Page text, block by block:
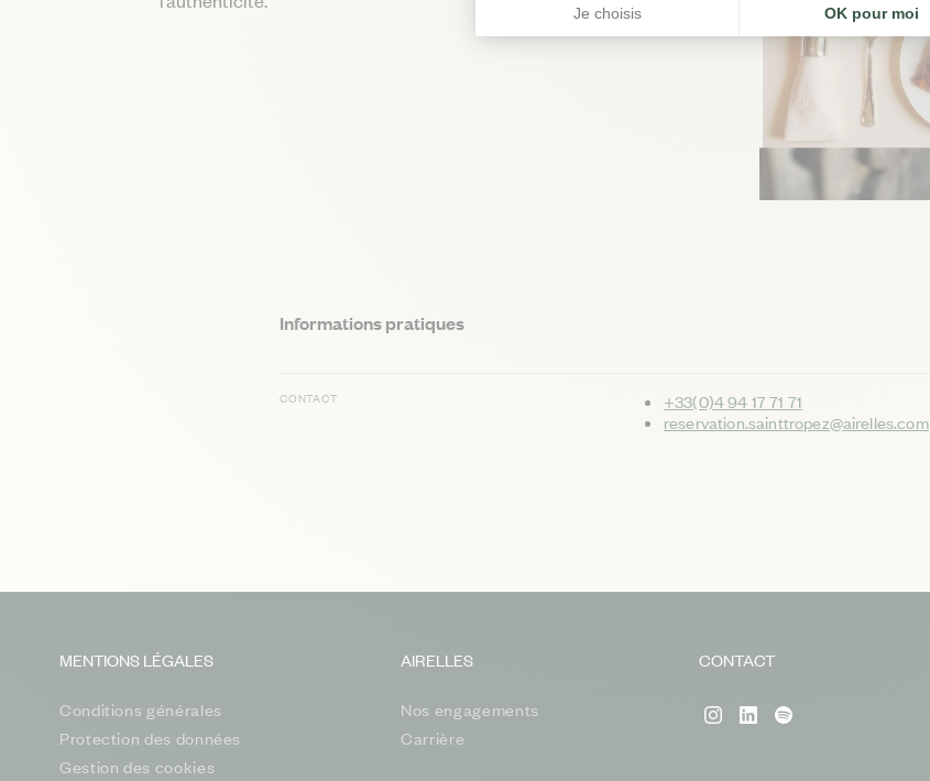
Informations pratiques
CONTACT
+33(0)4 94 17 71 71
reservation.sainttropez@airelles.com
MENTIONS LÉGALES
Conditions générales
Protection des données
Gestion des cookies
AIRELLES
Nos engagements
Carrière
CONTACT